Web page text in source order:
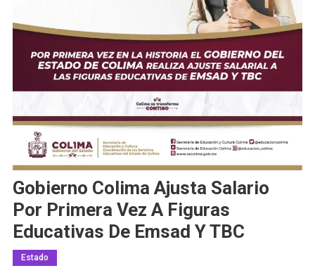
Gobierno Colima Ajusta Salario
Por Primera Vez A Figuras
Educativas De Emsad Y TBC
Estado